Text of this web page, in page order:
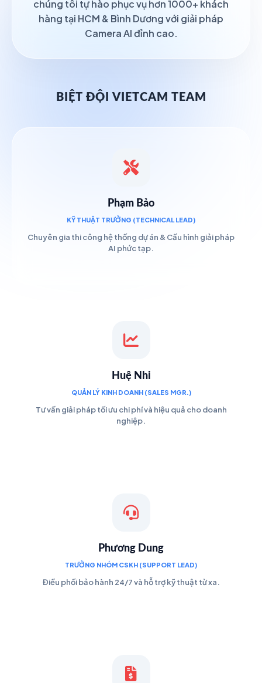
chúng tôi tự hào phục vụ hơn 1000+ khách
hàng tại HCM & Bình Dương với giải pháp
Camera AI đỉnh cao.
BIỆT ĐỘI VIETCAM TEAM
Phạm Bảo
KỸ THUẬT TRƯỞNG (TECHNICAL LEAD)
Chuyên gia thi công hệ thống dự án & Cấu hình giải pháp
AI phức tạp.
Huệ Nhi
QUẢN LÝ KINH DOANH (SALES MGR.)
Tư vấn giải pháp tối ưu chi phí và hiệu quả cho doanh
nghiệp.
Phương Dung
TRƯỞNG NHÓM CSKH (SUPPORT LEAD)
Điều phối bảo hành 24/7 và hỗ trợ kỹ thuật từ xa.